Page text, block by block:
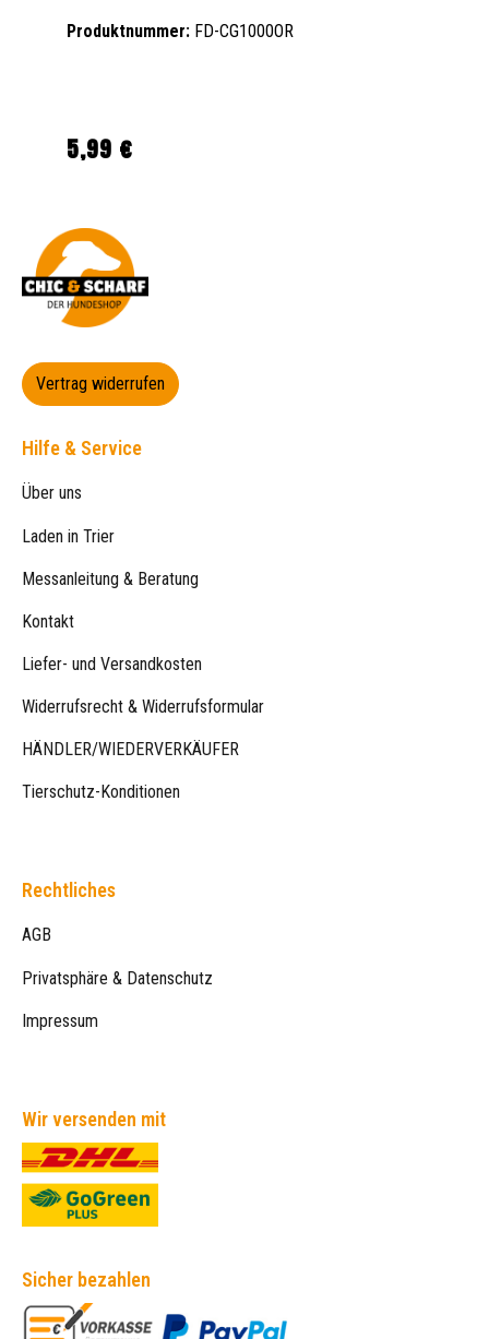
Produktnummer: FD-CG1000OR
Regulärer Preis:
5,99 €
Vertrag widerrufen
Hilfe & Service
Über uns
Laden in Trier
Messanleitung & Beratung
Kontakt
Liefer- und Versandkosten
Widerrufsrecht & Widerrufsformular
HÄNDLER/WIEDERVERKÄUFER
Tierschutz-Konditionen
Rechtliches
AGB
Privatsphäre & Datenschutz
Impressum
Wir versenden mit
Sicher bezahlen